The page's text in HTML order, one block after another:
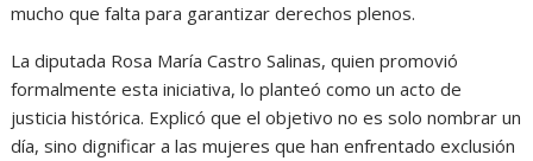
mucho que falta para garantizar derechos plenos.
La diputada Rosa María Castro Salinas, quien promovió
formalmente esta iniciativa, lo planteó como un acto de
justicia histórica. Explicó que el objetivo no es solo nombrar un
día, sino dignificar a las mujeres que han enfrentado exclusión